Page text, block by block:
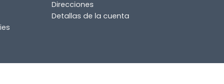
Direcciones
Detallas de la cuenta